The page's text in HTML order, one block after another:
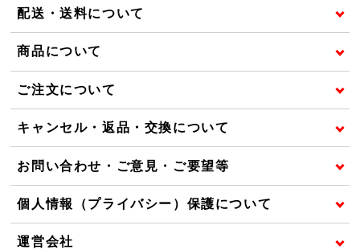
配送・送料について
商品について
ご注文について
キャンセル・返品・交換について
お問い合わせ・ご意見・ご要望等
個人情報（プライバシー）保護について
運営会社